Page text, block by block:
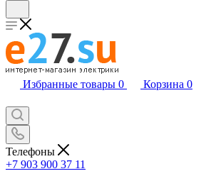
Избранные товары 0 Корзина 0
Телефоны
+7 903 900 37 11